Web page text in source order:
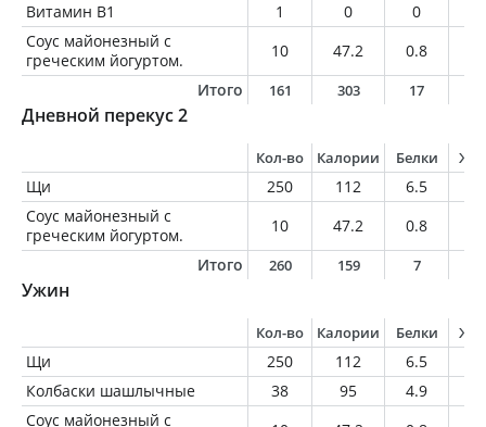
Витамин В1
1 0 0
Соус майонезный с
греческим йогуртом.
10 47.2 0.8
Итого
161 303 17
Дневной перекус 2
Кол-во Калории Белки
Щи 250 112 6.5
Соус майонезный с
греческим йогуртом.
10 47.2 0.8
Итого
260 159 7
Ужин
Кол-во Калории Белки
Щи 250 112 6.5
Колбаски шашлычные
38 95 4.9
Соус майонезный с